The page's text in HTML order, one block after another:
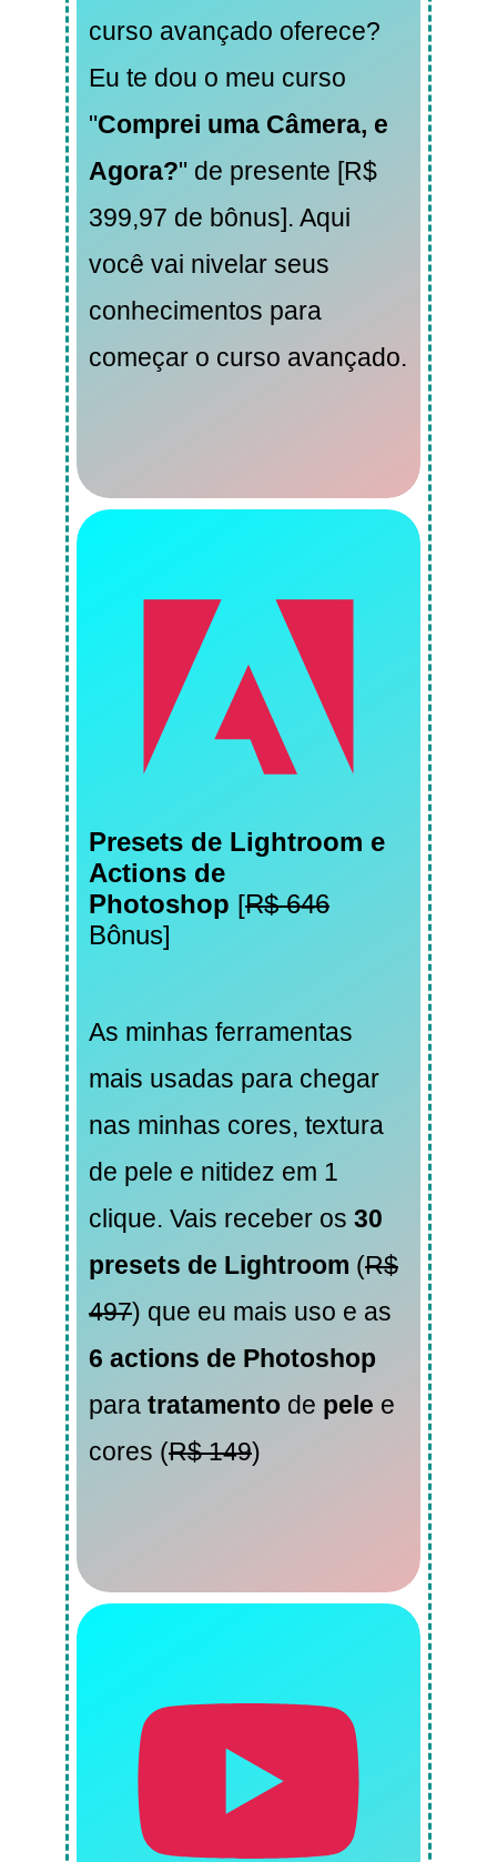
curso avançado oferece?
Eu te dou o meu curso
"Comprei uma Câmera, e
Agora?" de presente [R$
399,97 de bônus]. Aqui
você vai nivelar seus
conhecimentos para
começar o curso avançado.
Presets de Lightroom e
Actions de
Photoshop [R$ 646
Bônus]
As minhas ferramentas
mais usadas para chegar
nas minhas cores, textura
de pele e nitidez em 1
clique. Vais receber os 30
presets de Lightroom (R$
497) que eu mais uso e as
6 actions de Photoshop
para tratamento de pele e
cores (R$ 149)